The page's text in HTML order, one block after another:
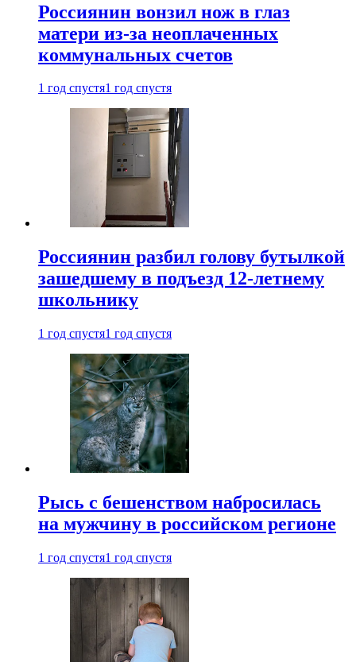
Россиянин вонзил нож в глаз
матери из-за неоплаченных
коммунальных счетов
1 год спустя1 год спустя
Россиянин разбил голову бутылкой
зашедшему в подъезд 12-летнему
школьнику
1 год спустя1 год спустя
Рысь с бешенством набросилась
на мужчину в российском регионе
1 год спустя1 год спустя